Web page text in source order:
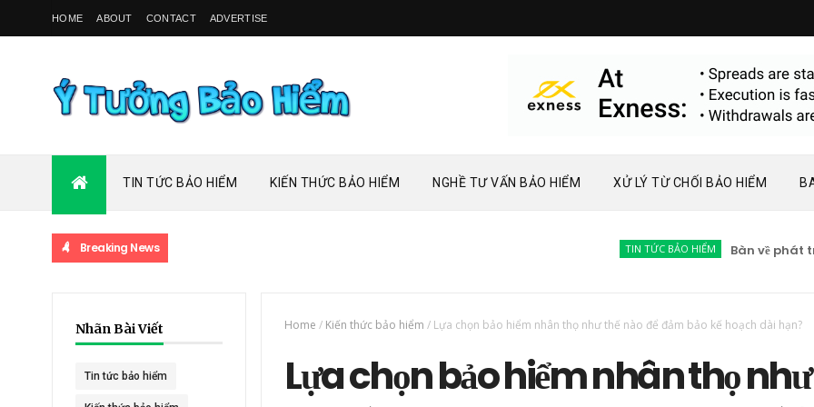
HOME ABOUT CONTACT ADVERTISE
TIN TỨC BẢO HIỂM KIẾN THỨC BẢO HIỂM NGHỀ TƯ VẤN BẢO HIỂM XỬ LÝ TỪ CHỐI BẢO HIỂM
Breaking News TIN TỨC BẢO HIỂM Bàn về phát triển
Nhãn Bài Viết
Tin tức bảo hiểm
Home / Kiến thức bảo hiểm / Lựa chọn bảo hiểm nhân thọ như thế nào để đảm bảo kế hoạch dài hạn?
Lựa chọn bảo hiểm nhân thọ như